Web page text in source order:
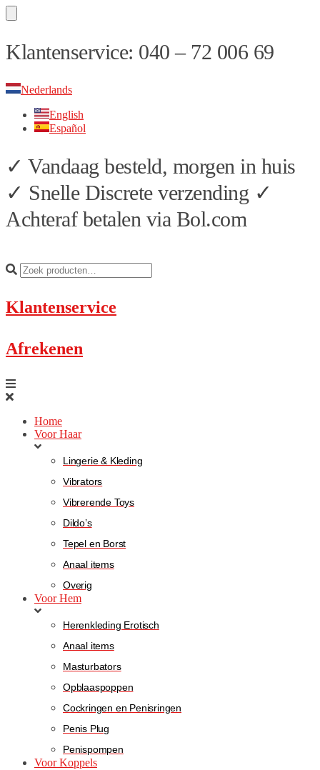
Skip
to
Skip
to
Klantenservice: 040 – 72 006 69
Nederlands
English
Español
✓ Vandaag besteld, morgen in huis
✓ Snelle Discrete verzending ✓
Achteraf betalen via Bol.com
Klantenservice
Afrekenen
Home
Voor Haar
Lingerie & Kleding
Vibrators
Vibrerende Toys
Dildo’s
Tepel en Borst
Anaal items
Overig
Voor Hem
Herenkleding Erotisch
Anaal items
Masturbators
Opblaaspoppen
Cockringen en Penisringen
Penis Plug
Penispompen
Voor Koppels